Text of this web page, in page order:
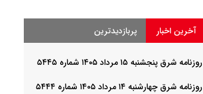
آخرین اخبار پربازدیدترین
روزنامه شرق پنجشنبه ۱۵ مرداد ۱۴۰۵ شماره ۵۴۴۵
روزنامه شرق چهارشنبه ۱۴ مرداد ۱۴۰۵ شماره ۵۴۴۴